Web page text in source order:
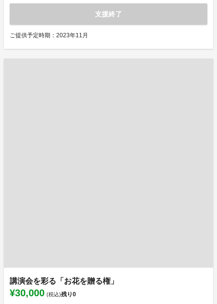
支援終了
ご提供予定時期：2023年11月
講演会を彩る「お花を贈る権」
¥30,000 (税込)残り0